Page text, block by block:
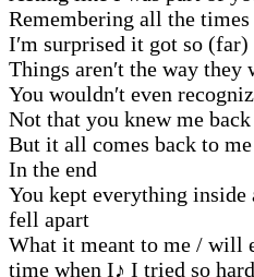
Remembering all the
I′m surprised it got so (far)
Things aren′t the way they
You wouldn′t even
Not that you knew me back
But it all comes back to me
In the end
You kept everything
fell apart
What it meant to me / will
time when I♪ I tried so hard